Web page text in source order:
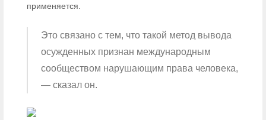
применяется.
Это связано с тем, что такой метод вывода
осужденных признан международным
сообществом нарушающим права человека,
— сказал он.